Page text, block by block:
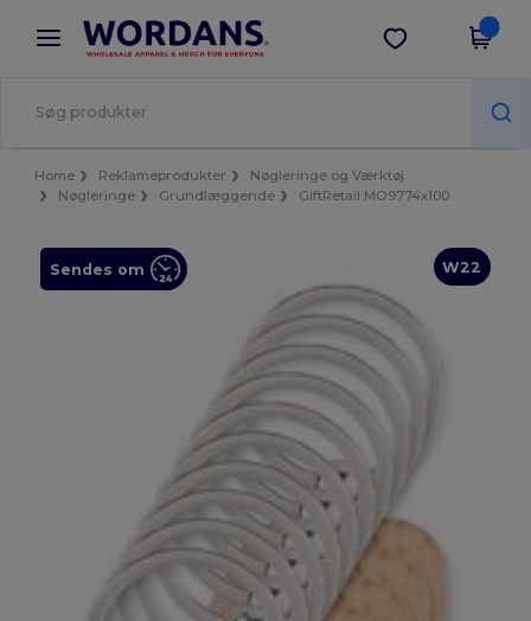
× Wordans-app
Bedre priser i appen!
Hent app
Home Reklameprodukter
Nøgleringe og Værktøj
Nøgleringe
Grundlæggende GiftRetail MO9774x100
W22
Sendes om